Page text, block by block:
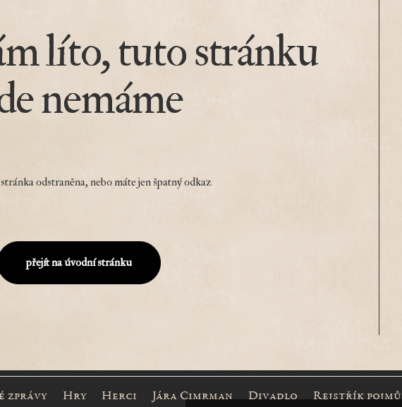
líto, tuto stránku
nemáme
odstraněna, nebo máte jen špatný odkaz
přejít na úvodní stránku
zprávy Hry Herci Jára Cimrman Divadlo Rejstřík pojmů